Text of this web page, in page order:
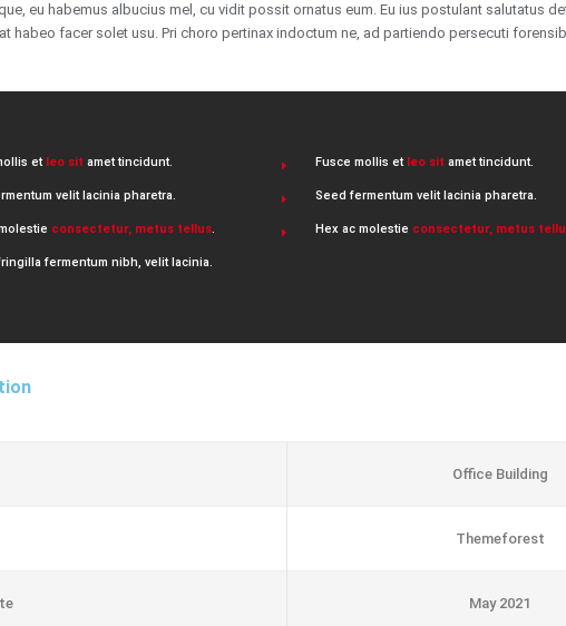
eu habemus albucius mel, cu vidit possit ornatus eum. Eu ius postulant salutatus
habeo facer solet usu. Pri choro pertinax indoctum ne, ad partiendo persecuti
et leo sit amet tincidunt.
velit lacinia pharetra.
consectetur, metus tellus.
fermentum nibh, velit lacinia.
Fusce mollis et leo sit amet tincidunt.
Seed fermentum velit lacinia pharetra.
Hex ac molestie consectetur, metus
Office Building
Themeforest
May 2021